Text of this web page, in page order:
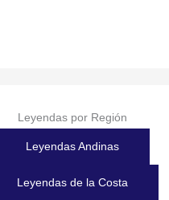
Leyendas por Región
Leyendas Andinas
Leyendas de la Costa